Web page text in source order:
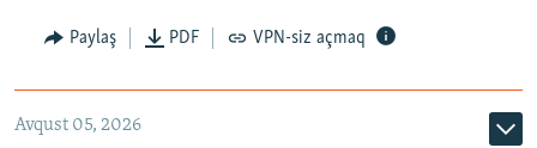
Paylaş PDF VPN-siz açmaq
Avqust 05, 2026